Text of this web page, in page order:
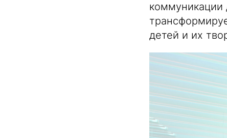
коммуникации
детей и их